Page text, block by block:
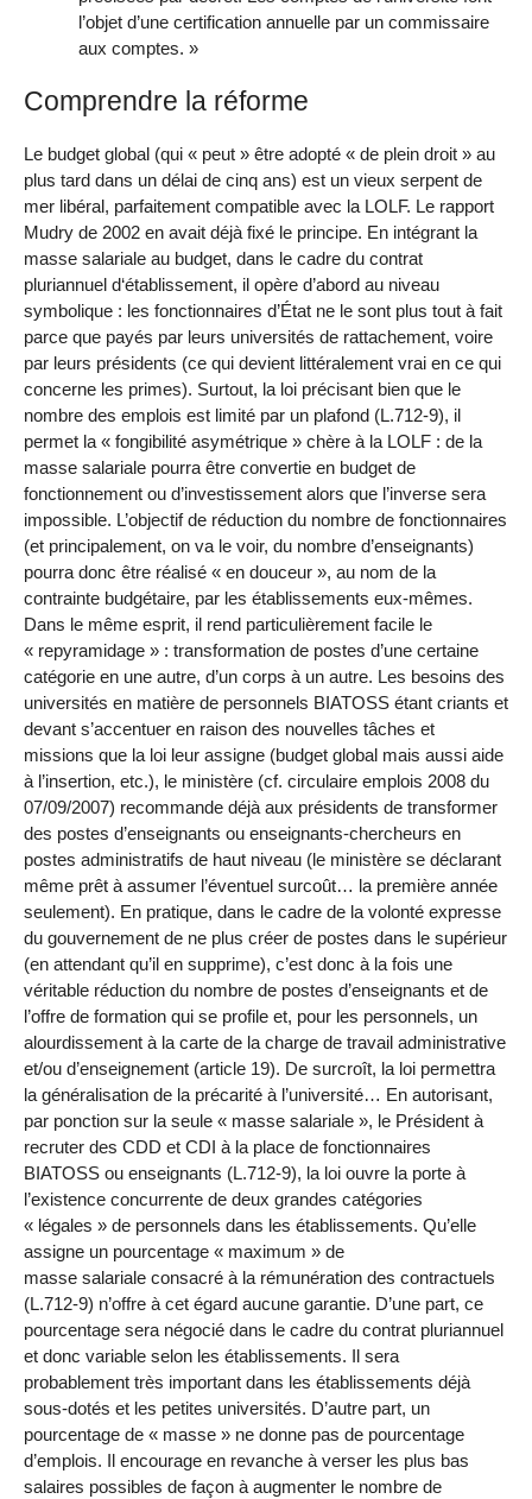
l’objet d’une certification annuelle par un commissaire
aux comptes. »
Comprendre la réforme
Le budget global (qui « peut » être adopté « de plein droit » au
plus tard dans un délai de cinq ans) est un vieux serpent de
mer libéral, parfaitement compatible avec la LOLF. Le rapport
Mudry de 2002 en avait déjà fixé le principe. En intégrant la
masse salariale au budget, dans le cadre du contrat
pluriannuel d‘établissement, il opère d’abord au niveau
symbolique : les fonctionnaires d’État ne le sont plus tout à fait
parce que payés par leurs universités de rattachement, voire
par leurs présidents (ce qui devient littéralement vrai en ce qui
concerne les primes). Surtout, la loi précisant bien que le
nombre des emplois est limité par un plafond (L.712-9), il
permet la « fongibilité asymétrique » chère à la LOLF : de la
masse salariale pourra être convertie en budget de
fonctionnement ou d’investissement alors que l’inverse sera
impossible. L’objectif de réduction du nombre de fonctionnaires
(et principalement, on va le voir, du nombre d’enseignants)
pourra donc être réalisé « en douceur », au nom de la
contrainte budgétaire, par les établissements eux-mêmes.
Dans le même esprit, il rend particulièrement facile le
« repyramidage » : transformation de postes d’une certaine
catégorie en une autre, d’un corps à un autre. Les besoins des
universités en matière de personnels BIATOSS étant criants et
devant s’accentuer en raison des nouvelles tâches et
missions que la loi leur assigne (budget global mais aussi aide
à l’insertion, etc.), le ministère (cf. circulaire emplois 2008 du
07/09/2007) recommande déjà aux présidents de transformer
des postes d’enseignants ou enseignants-chercheurs en
postes administratifs de haut niveau (le ministère se déclarant
même prêt à assumer l’éventuel surcoût… la première année
seulement). En pratique, dans le cadre de la volonté expresse
du gouvernement de ne plus créer de postes dans le supérieur
(en attendant qu’il en supprime), c’est donc à la fois une
véritable réduction du nombre de postes d’enseignants et de
l’offre de formation qui se profile et, pour les personnels, un
alourdissement à la carte de la charge de travail administrative
et/ou d’enseignement (article 19). De surcroît, la loi permettra
la généralisation de la précarité à l’université… En autorisant,
par ponction sur la seule « masse salariale », le Président à
recruter des CDD et CDI à la place de fonctionnaires
BIATOSS ou enseignants (L.712-9), la loi ouvre la porte à
l’existence concurrente de deux grandes catégories
« légales » de personnels dans les établissements. Qu’elle
assigne un pourcentage « maximum » de
masse salariale consacré à la rémunération des contractuels
(L.712-9) n’offre à cet égard aucune garantie. D’une part, ce
pourcentage sera négocié dans le cadre du contrat pluriannuel
et donc variable selon les établissements. Il sera
probablement très important dans les établissements déjà
sous-dotés et les petites universités. D’autre part, un
pourcentage de « masse » ne donne pas de pourcentage
d’emplois. Il encourage en revanche à verser les plus bas
salaires possibles de façon à augmenter le nombre de